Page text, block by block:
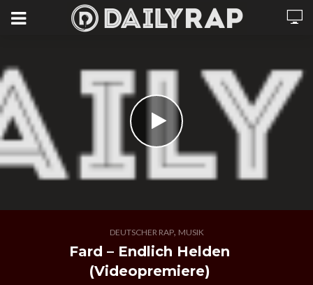
DEUTSCHER RAP, MUSIK
Fard – Endlich Helden
(Videopremiere)